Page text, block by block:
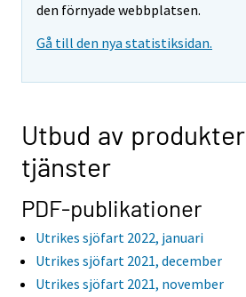
den förnyade webbplatsen.
Gå till den nya statistiksidan.
Utbud av
tjänster
PDF-publikationer
Utrikes sjöfart 2022, januari
Utrikes sjöfart 2021, december
Utrikes sjöfart 2021, november